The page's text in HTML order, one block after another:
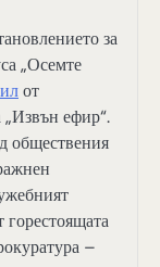
за
„Осемте
от
ефир“.
обществения
горестоящата
–